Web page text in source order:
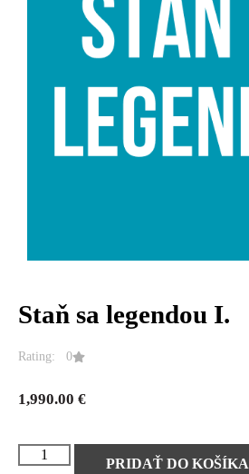
Staň sa legendou I.
Rating: 0
1,990.00 €
PRIDAŤ DO KOŠÍKA